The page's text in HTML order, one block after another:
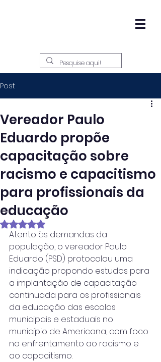
Post
Vereador Paulo
Eduardo propõe
capacitação sobre
racismo e capacitismo
para profissionais da
educação
Avaliado com NaN de 5 estrelas.
Atento às demandas da
população, o vereador Paulo
Eduardo (PSD) protocolou uma
indicação propondo estudos para
a implantação de capacitação
continuada para os profissionais
da educação das escolas
municipais e estaduais no
município de Americana, com foco
no enfrentamento ao racismo e
ao capacitismo.